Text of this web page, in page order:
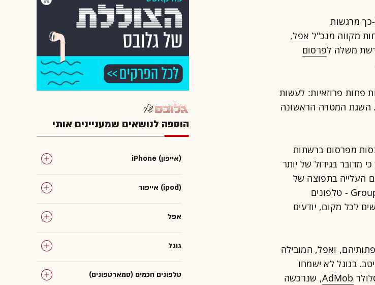
מרגשות
מקווה מנכ"ל אפל,
רשת משלה לפרסום
לרשת כזו שם אחר) יש גם 3 מטרות פחות פרוזאיות: לעשות
השגת המטרה הראשונה
ב-2009 הסתכמו ההכנסות מפרסום ברשתות
אין לשכוח כי מדובר בגידול של יותר
. או - כפי שניסחו זאת בסוכנות הפרסום GroupM - טלפונים
לכל מקום, יודעים
ואפל, המובילה
בגוגל לא ישמחו
AdMob, שנרכשה
הוספה לנושאים שמעניינים אותי
iPhone (אייפון)
אייפוד (ipod)
אפל
גוגל
טלפונים חכמים (סמארטפונים)